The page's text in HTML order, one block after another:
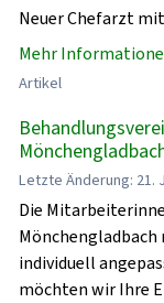
Neuer Chefarzt
Mehr
Artikel
Letzte Änderung: 21.
Die
individuell
möchten wir Ihre